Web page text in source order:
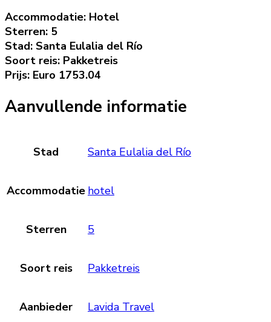
Accommodatie: Hotel
Sterren: 5
Stad: Santa Eulalia del Río
Soort reis: Pakketreis
Prijs: Euro 1753.04
Aanvullende informatie
Stad Santa Eulalia del Río
Accommodatie hotel
Sterren 5
Soort reis Pakketreis
Aanbieder Lavida Travel